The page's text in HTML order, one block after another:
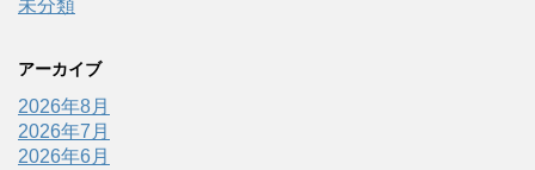
未分類
アーカイブ
2026年8月
2026年7月
2026年6月